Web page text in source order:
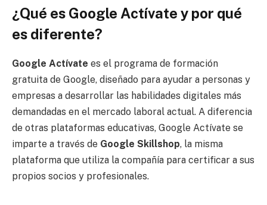
¿Qué es Google Actívate y por qué
es diferente?
Google Actívate es el programa de formación
gratuita de Google, diseñado para ayudar a personas y
empresas a desarrollar las habilidades digitales más
demandadas en el mercado laboral actual. A diferencia
de otras plataformas educativas, Google Actívate se
imparte a través de Google Skillshop, la misma
plataforma que utiliza la compañía para certificar a sus
propios socios y profesionales.